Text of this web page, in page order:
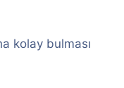
kolay bulması